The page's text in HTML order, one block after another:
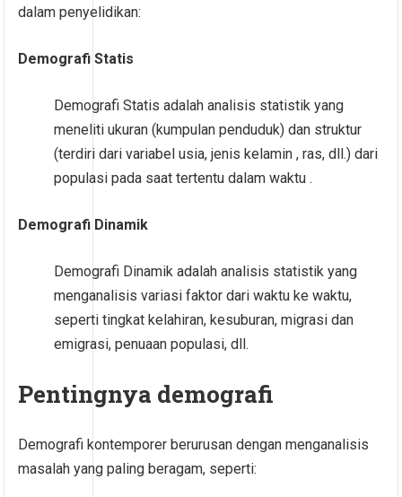
dalam penyelidikan:
Demografi Statis
Demografi Statis adalah analisis statistik yang
meneliti ukuran (kumpulan penduduk) dan struktur
(terdiri dari variabel usia, jenis kelamin , ras, dll.) dari
populasi pada saat tertentu dalam waktu .
Demografi Dinamik
Demografi Dinamik adalah analisis statistik yang
menganalisis variasi faktor dari waktu ke waktu,
seperti tingkat kelahiran, kesuburan, migrasi dan
emigrasi, penuaan populasi, dll.
Pentingnya demografi
Demografi kontemporer berurusan dengan menganalisis
masalah yang paling beragam, seperti: